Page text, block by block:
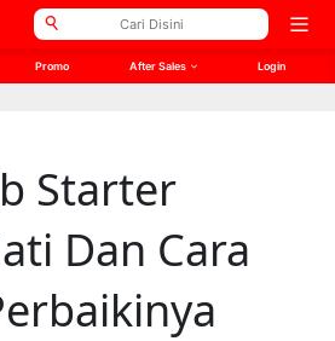
// Twitter Meta SEO
Open
Promo After Sales Login
Starter
Dan Cara